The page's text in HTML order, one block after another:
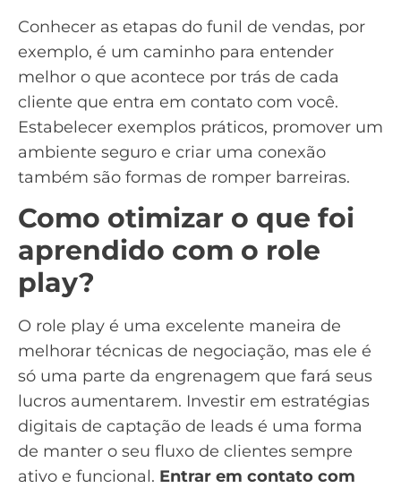
Conhecer as etapas do funil de vendas, por
exemplo, é um caminho para entender
melhor o que acontece por trás de cada
cliente que entra em contato com você.
Estabelecer exemplos práticos, promover um
ambiente seguro e criar uma conexão
também são formas de romper barreiras.
Como otimizar o que foi
aprendido com o role
play?
O role play é uma excelente maneira de
melhorar técnicas de negociação, mas ele é
só uma parte da engrenagem que fará seus
lucros aumentarem. Investir em estratégias
digitais de captação de leads é uma forma
de manter o seu fluxo de clientes sempre
ativo e funcional. Entrar em contato com